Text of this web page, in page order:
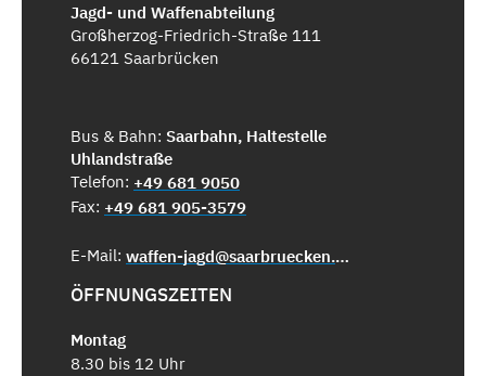
Jagd- und Waffenabteilung
Großherzog-Friedrich-Straße 111
66121 Saarbrücken
Bus & Bahn: Saarbahn, Haltestelle
Uhlandstraße
Telefon: +49 681 9050
Fax: +49 681 905-3579
E-Mail: waffen-jagd@saarbruecken.de
ÖFFNUNGSZEITEN
Montag
8.30 bis 12 Uhr